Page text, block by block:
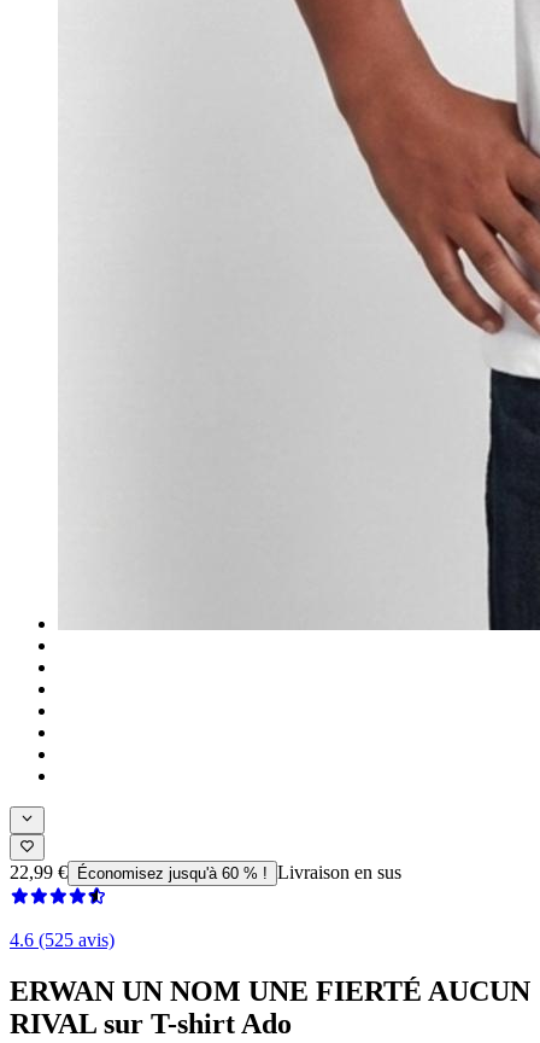
22,99 € Économisez jusqu'à 60 % ! Livraison en sus
4.6 (525 avis)
ERWAN UN NOM UNE FIERTÉ AUCUN
RIVAL sur T-shirt Ado